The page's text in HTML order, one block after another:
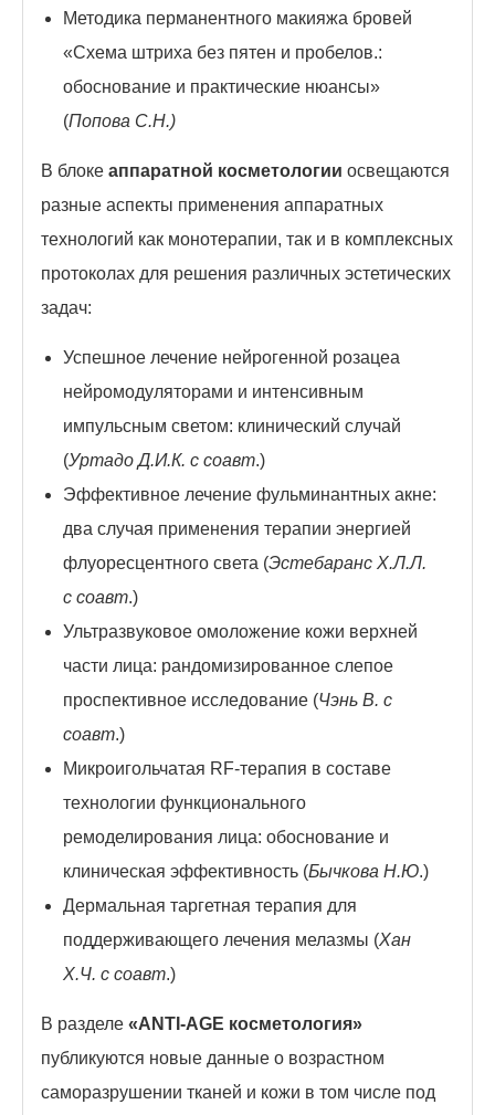
Методика перманентного макияжа бровей
«Схема штриха без пятен и пробелов.:
обоснование и практические нюансы»
(Попова С.Н.)
В блокеаппаратной косметологии освещаются
разные аспекты применения аппаратных
технологий как монотерапии, так и в комплексных
протоколах для решения различных эстетических
задач:
Успешное лечение нейрогенной розацеа
нейромодуляторами и интенсивным
импульсным светом: клинический случай
(Уртадо Д.И.К. с соавт.)
Эффективное лечение фульминантных акне:
два случая применения терапии энергией
флуоресцентного света (Эстебаранс Х.Л.Л.
с соавт.)
Ультразвуковое омоложение кожи верхней
части лица: рандомизированное слепое
проспективное исследование (Чэнь В. с
соавт.)
Микроигольчатая RF-терапия в составе
технологии функционального
ремоделирования лица: обоснование и
клиническая эффективность (Бычкова Н.Ю.)
Дермальная таргетная терапия для
поддерживающего лечения мелазмы (Хан
Х.Ч. с соавт.)
В разделе«ANTI-AGE косметология»
публикуются новые данные о возрастном
саморазрушении тканей и кожи в том числе под